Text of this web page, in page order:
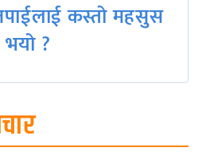
कस्तो महसुस
भयो ?